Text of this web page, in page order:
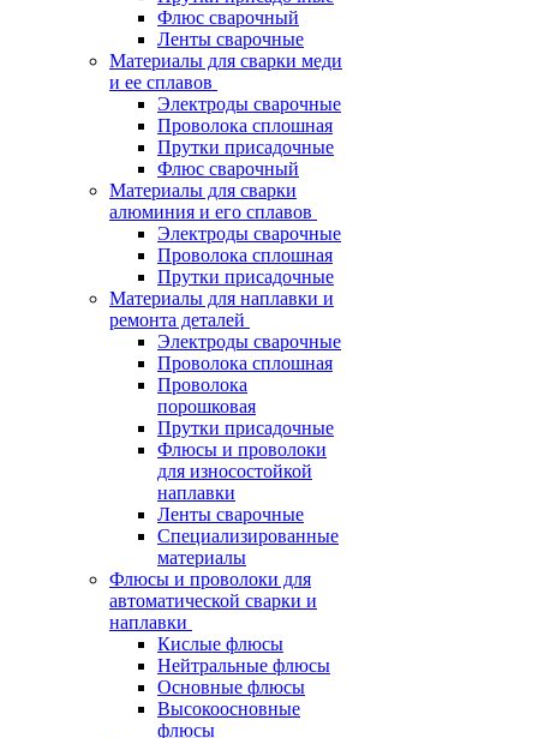
Флюс сварочный
Ленты сварочные
Материалы для сварки меди
и ее сплавов
Электроды сварочные
Проволока сплошная
Прутки присадочные
Флюс сварочный
Материалы для сварки
алюминия и его сплавов
Электроды сварочные
Проволока сплошная
Прутки присадочные
Материалы для наплавки и
ремонта деталей
Электроды сварочные
Проволока сплошная
Проволока
порошковая
Прутки присадочные
Флюсы и проволоки
для износостойкой
наплавки
Ленты сварочные
Специализированные
материалы
Флюсы и проволоки для
автоматической сварки и
наплавки
Кислые флюсы
Нейтральные флюсы
Основные флюсы
Высокоосновные
флюсы